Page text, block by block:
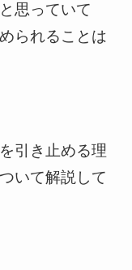
思っていて
られることは
引き止める理
いて解説して